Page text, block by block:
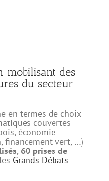
mobilisant des
du secteur
en termes de choix
couvertes
économie
financement vert, …)
, 60 prises de
Grands Débats